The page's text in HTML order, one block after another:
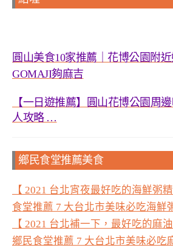
圓山美食10家推薦｜花博公園附
GOMAJI夠麻吉
【一日遊推薦】圓山花博公園周
人攻略 …
鄉民食堂推薦美食
【 2021 台北宵夜最好吃的海鮮粥
食堂推薦 7 大台北市美味必吃海鮮
【 2021 台北補一下，最好吃的麻
鄉民食堂推薦 7 大台北市美味必吃